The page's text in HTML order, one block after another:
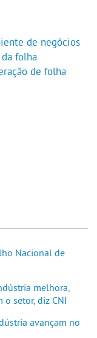
de negócios
folha
de folha
Nacional de
melhora,
setor, diz CNI
avançam no